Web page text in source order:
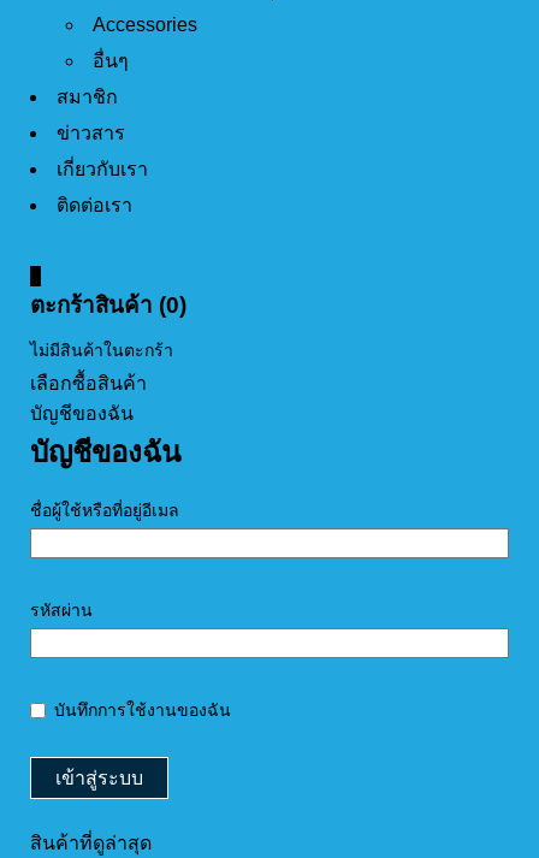
Accessories
อื่นๆ
สมาชิก
ข่าวสาร
เกี่ยวกับเรา
ติดต่อเรา
ตะกร้าสินค้า (0)
ไม่มีสินค้าในตะกร้า
เลือกซื้อสินค้า
บัญชีของฉัน
บัญชีของฉัน
ชื่อผู้ใช้หรือที่อยู่อีเมล
รหัสผ่าน
บันทึกการใช้งานของฉัน
สินค้าที่ดูล่าสุด